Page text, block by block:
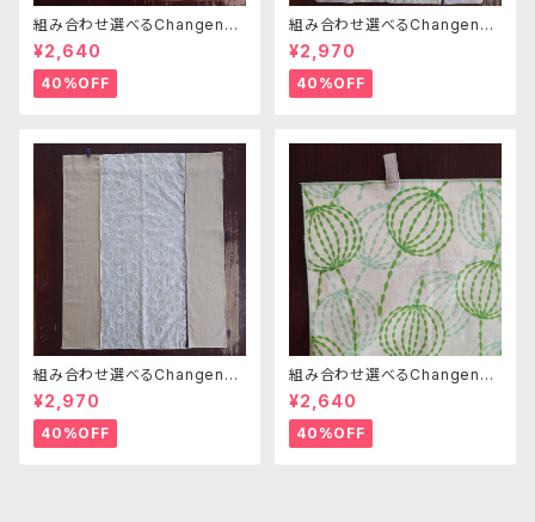
組み合わせ選べるChangenab
leエプロン ※前部分のみ ベ
ージュ （※本体部分は別売り
です）
¥2,640
40%OFF
組み合わせ選べるChangenab
leエプロン ※前部分のみ サ
ークル刺繍ベージュ×ライトピン
ク×ライトピンク （※本体部分
は別売りです）
¥2,970
40%OFF
組み合わせ選べるChangenab
leエプロン ※前部分のみ サ
ークル刺繍ベージュ×ベージュ×
ベージュ （※本体部分は別売
りです）
¥2,970
40%OFF
組み合わせ選べるChangenab
leエプロン ※前部分のみ エ
ンゼルフィッシュグリーン×パス
テルグリーン （※本体部分は
別売りです）
¥2,640
40%OFF